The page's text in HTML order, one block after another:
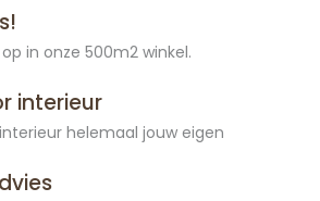
in onze 500m2 winkel.
interieur
helemaal jouw eigen